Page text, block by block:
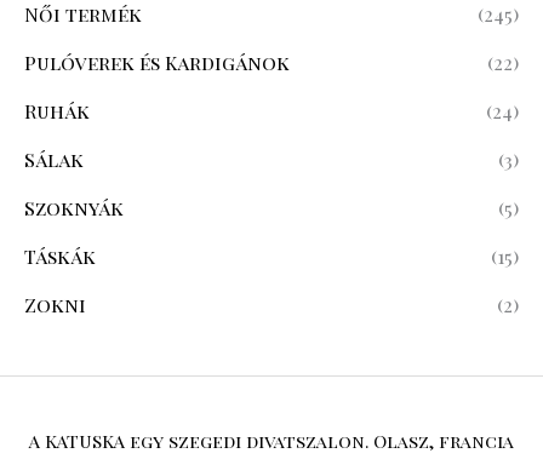
Női termék
(245)
Pulóverek és Kardigánok
(22)
Ruhák
(24)
Sálak
(3)
Szoknyák
(5)
Táskák
(15)
Zokni
(2)
A KATUSKA egy szegedi divatszalon. Olasz, francia